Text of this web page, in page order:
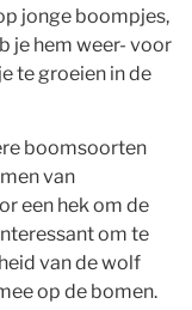
jonge boompjes,
je hem weer- voor
te groeien in de
boomsoorten
van
een hek om de
om te
van de wolf
op de bomen.